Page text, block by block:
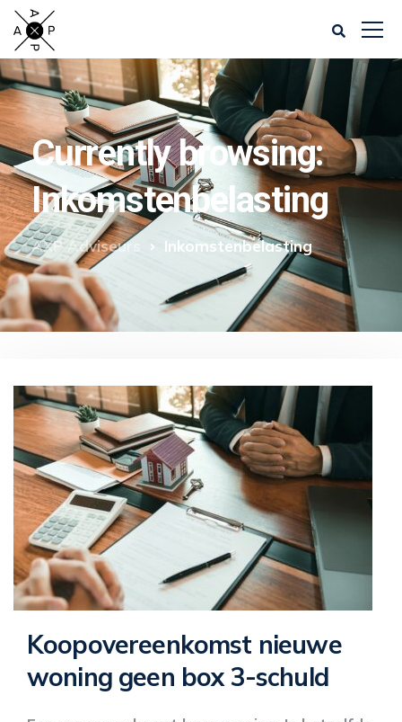
Currently browsing:
Inkomstenbelasting
AXP Adviseurs Inkomstenbelasting
Koopovereenkomst nieuwe
woning geen box 3-schuld